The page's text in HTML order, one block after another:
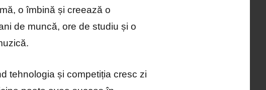
o îmbină și creează o
de muncă, ore de studiu și o
tehnologia și competiția cresc zi